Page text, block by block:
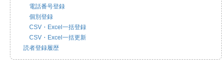
電話番号登録
個別登録
CSV・Excel一括登録
CSV・Excel一括更新
読者登録履歴